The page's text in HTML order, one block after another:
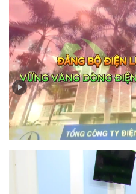
Đảng bộ Công ty Điện lực
chẽ giữa xây dựng Đảng với